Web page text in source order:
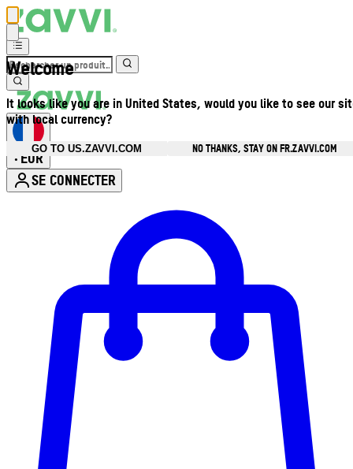
Welcome
It looks like you are in United States, would you like to see our
with local currency?
GO TO US.ZAVVI.COM
NO THANKS, STAY ON FR.ZAVVI.COM
• EUR
SE CONNECTER